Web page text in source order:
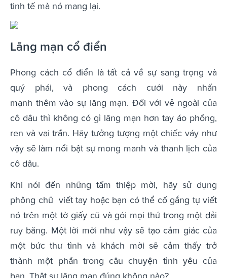
tinh tế mà nó mang lại.
Lãng mạn cổ điển
Phong cách cổ điển là tất cả về sự sang trọng và
quý phái, và phong cách cưới này nhấn
mạnh thêm vào sự lãng mạn. Đối với vẻ ngoài của
cô dâu thì không có gì lãng mạn hơn tay áo phồng,
ren và vai trần. Hãy tưởng tượng một chiếc váy như
vậy sẽ làm nổi bật sự mong manh và thanh lịch của
cô dâu.
Khi nói đến những tấm thiệp mời, hãy sử dụng
phông chữ viết tay hoặc bạn có thể cố gắng tự viết
nó trên một tờ giấy cũ và gói mọi thứ trong một dải
ruy băng. Một lời mời như vậy sẽ tạo cảm giác của
một bức thư tình và khách mời sẽ cảm thấy trở
thành một phần trong câu chuyện tình yêu của
bạn. Thật sự lãng mạn đúng không nào?